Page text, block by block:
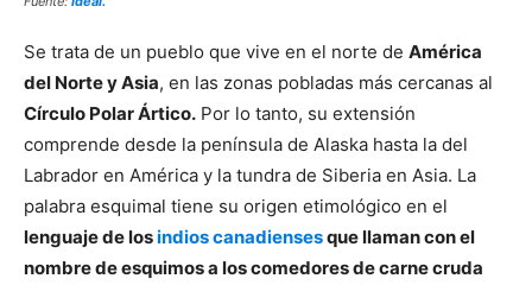
Se trata de un pueblo que vive en el norte de América
del Norte y Asia, en las zonas pobladas más cercanas al
Círculo Polar Ártico. Por lo tanto, su extensión
comprende desde la península de Alaska hasta la del
Labrador en América y la tundra de Siberia en Asia. La
palabra esquimal tiene su origen etimológico en el
lenguaje de losindios canadiensesque llaman con el
nombre de esquimos a los comedores de carne cruda